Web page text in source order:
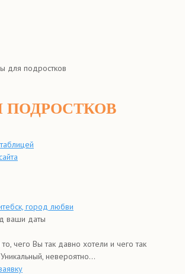
для подростков
ПОДРОСТКОВ
таблицей
город любви
ваши даты
чего Вы так давно хотели и чего так
невероятно...